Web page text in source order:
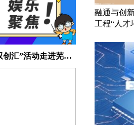
安徽“双创汇”活动走进芜湖经开区
融通与创
工程“人才